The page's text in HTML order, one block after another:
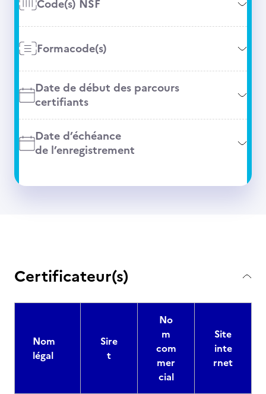
Code(s) NSF
Formacode(s)
Date de début des parcours
certifiants
Date d’échéance
de l’enregistrement
Certificateur(s)
Nom
légal
Sire
t
No
m
com
mer
cial
Site
inte
rnet